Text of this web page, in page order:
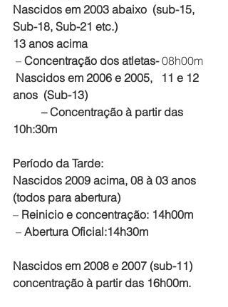
Nascidos em 2003 abaixo  (sub-15,
Sub-18, Sub-21 etc.)
13 anos acima
– Concentração dos atletas- 08h00m
Nascidos em 2006 e 2005,   11 e 12
anos  (Sub-13)
– Concentração à partir das
10h:30m
Período da Tarde:
Nascidos 2009 acima, 08 à 03 anos
(todos para abertura)
– Reinicio e concentração: 14h00m
– Abertura Oficial:14h30m
Nascidos em 2008 e 2007 (sub-11)
concentração à partir das 16h00m.